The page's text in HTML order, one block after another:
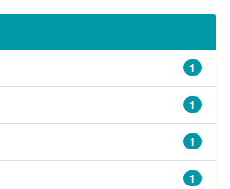
1
1
1
1